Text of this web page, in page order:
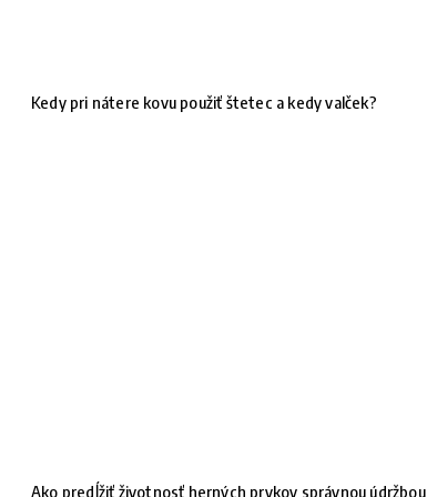
Kedy pri nátere kovu použiť štetec a kedy valček?
Ako predĺžiť životnosť herných prvkov správnou údržbou